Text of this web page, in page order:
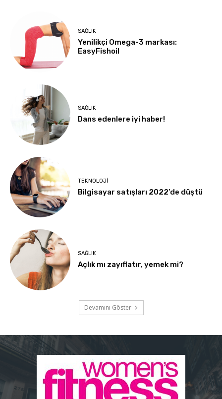
SAĞLIK
Yenilikçi Omega-3 markası:
EasyFishoil
SAĞLIK
Dans edenlere iyi haber!
TEKNOLOJI
Bilgisayar satışları 2022’de düştü
SAĞLIK
Açlık mı zayıflatır, yemek mi?
Devamını Göster